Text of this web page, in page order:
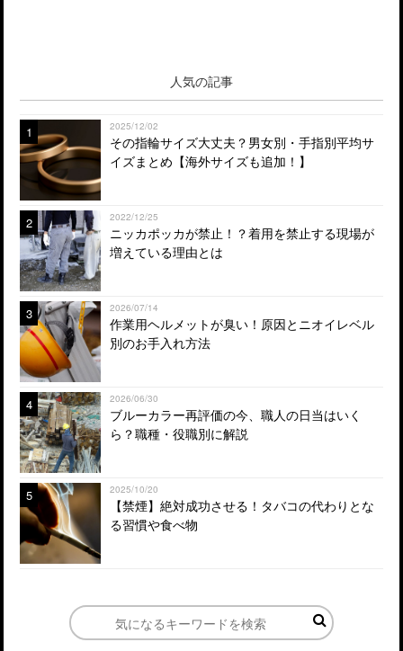
人気の記事
1 2025/12/02
その指輪サイズ大丈夫？男女別・手指別平均サ
イズまとめ【海外サイズも追加！】
2 2022/12/25
ニッカポッカが禁止！？着用を禁止する現場が
増えている理由とは
3 2026/07/14
作業用ヘルメットが臭い！原因とニオイレベル
別のお手入れ方法
4 2026/06/30
ブルーカラー再評価の今、職人の日当はいく
ら？職種・役職別に解説
5 2025/10/20
【禁煙】絶対成功させる！タバコの代わりとな
る習慣や食べ物